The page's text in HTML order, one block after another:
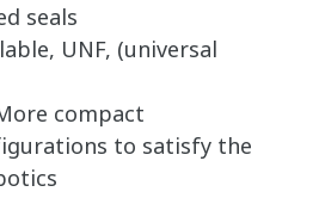
seals
UNF, (universal
compact
to satisfy the